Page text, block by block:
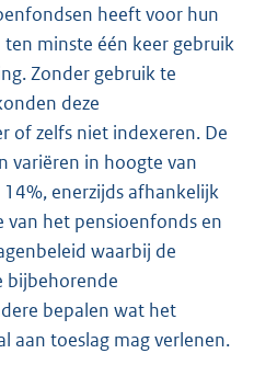
heeft voor hun
minste één keer gebruik
Zonder gebruik te
deze
of zelfs niet indexeren. De
variëren in hoogte van
enerzijds afhankelijk
van het pensioenfonds en
waarbij de
bijbehorende
bepalen wat het
aan toeslag mag verlenen.